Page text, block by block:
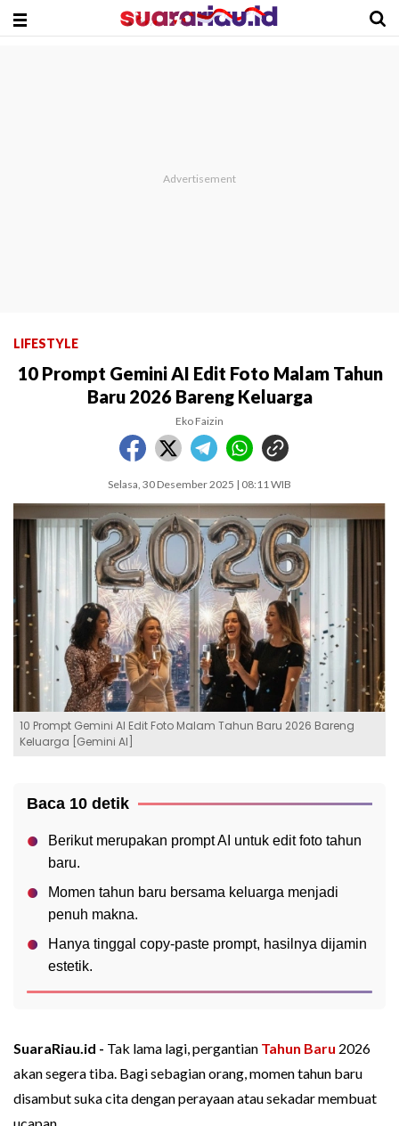
LIFESTYLE
10 Prompt Gemini AI Edit Foto Malam Tahun
Baru 2026 Bareng Keluarga
Eko Faizin
Selasa, 30 Desember 2025 | 08:11 WIB
10 Prompt Gemini AI Edit Foto Malam Tahun Baru 2026 Bareng
Keluarga [Gemini AI]
Baca 10 detik
Berikut merupakan prompt AI untuk edit foto tahun
baru.
Momen tahun baru bersama keluarga menjadi
penuh makna.
Hanya tinggal copy-paste prompt, hasilnya dijamin
estetik.
SuaraRiau.id - Tak lama lagi, pergantian Tahun Baru 2026
akan segera tiba. Bagi sebagian orang, momen tahun baru
disambut suka cita dengan perayaan atau sekadar membuat